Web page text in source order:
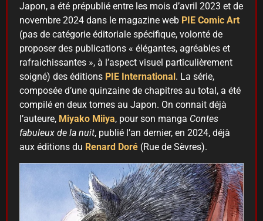
Japon, a été prépublié entre les mois d’avril 2023 et de
novembre 2024 dans le magazine web PIE Comic Art
(pas de catégorie éditoriale spécifique, volonté de
proposer des publications « élégantes, agréables et
rafraichissantes », à l’aspect visuel particulièrement
soigné) des éditions PIE International . La série,
composée d’une quinzaine de chapitres au total, a été
compilé en deux tomes au Japon. On connait déjà
l’auteure, Miyako Miiya, pour son manga Contes
fabuleux de la nuit, publié l’an dernier, en 2024, déjà
aux éditions du Renard Doré (Rue de Sèvres).